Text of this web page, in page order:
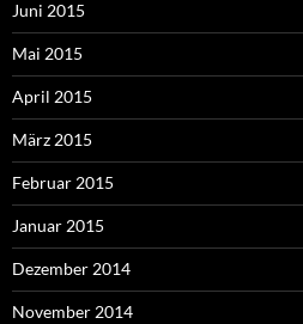
Juni 2015
Mai 2015
April 2015
März 2015
Februar 2015
Januar 2015
Dezember 2014
November 2014